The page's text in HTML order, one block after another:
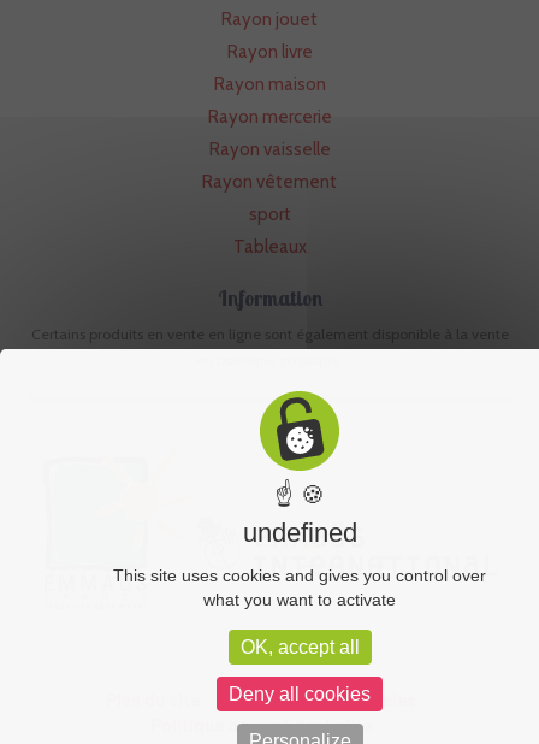
Rayon jouet
Rayon livre
Rayon maison
Rayon mercerie
Rayon vaisselle
Rayon vêtement
sport
Tableaux
Information
Certains produits en vente en ligne sont également disponible à la vente
CGV
Mentions légales
Politique de confidentialité
☝ 🍪
undefined
This site uses cookies and gives you control over
what you want to activate
OK, accept all
Deny all cookies